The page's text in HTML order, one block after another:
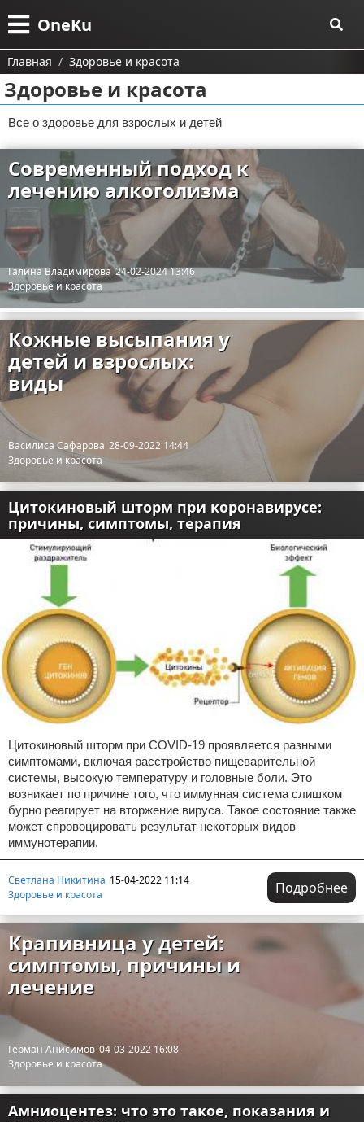
OneKu
Меню
Главная
Категории
Информационные технологии
Тесты и обзоры устройств
Автомобили
Ремонт авто
Строительство и ремонт
Финансы
Путешествия и отдых
Образование
Здоровье и красота
Разное
Поиск
О проекте
Контакты
Сотрудничество
Размещение рекламы
Для правообладателей
Условия предоставления информации
Отказ от ответственности
Главная Здоровье и красота
Здоровье и красота
Все о здоровье для взрослых и детей
Современный подход к
лечению алкоголизма
Галина Владимирова 24-02-2024 13:46
Здоровье и красота
Кожные высыпания у
детей и взрослых:
виды
Василиса Сафарова 28-09-2022 14:44
Здоровье и красота
Цитокиновый шторм при коронавирусе:
причины, симптомы, терапия
Цитокиновый шторм при COVID-19 проявляется разными
симптомами, включая расстройство пищеварительной
системы, высокую температуру и головные боли. Это
возникает по причине того, что иммунная система слишком
бурно реагирует на вторжение вируса. Такое состояние также
может спровоцировать результат некоторых видов
иммунотерапии.
Светлана Никитина 15-04-2022 11:14
Здоровье и красота
Подробнее
Крапивница у детей:
симптомы, причины и
лечение
Герман Анисимов 04-03-2022 16:08
Здоровье и красота
Амниоцентез: что это такое, показания и